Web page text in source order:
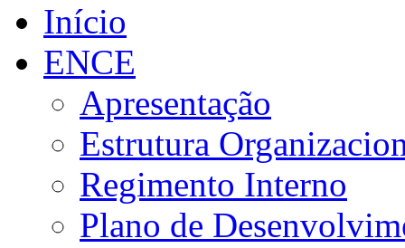
Início
ENCE
Apresentação
Estrutura
Regimento Interno
Plano de